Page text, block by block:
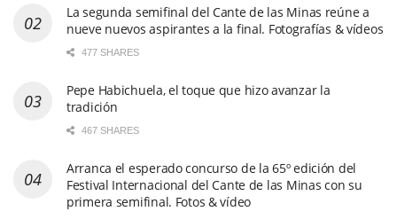
La segunda semifinal del Cante de las Minas reúne a
nueve nuevos aspirantes a la final. Fotografías & vídeos
477 SHARES
Pepe Habichuela, el toque que hizo avanzar la
tradición
467 SHARES
Arranca el esperado concurso de la 65º edición del
Festival Internacional del Cante de las Minas con su
primera semifinal. Fotos & vídeo